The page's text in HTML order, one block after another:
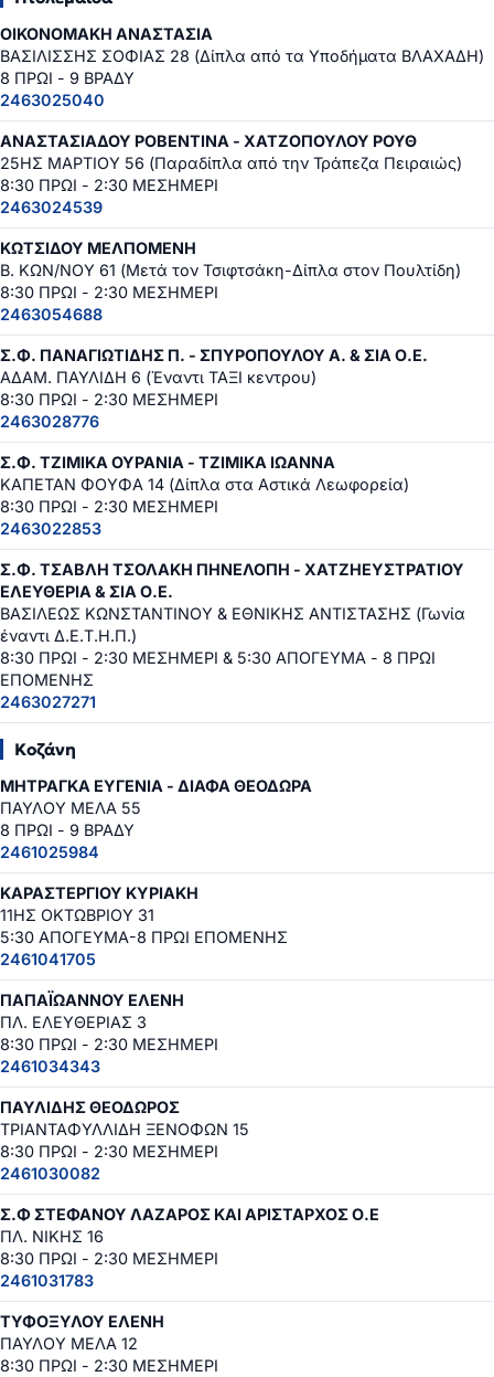
ΟΙΚΟΝΟΜΑΚΗ ΑΝΑΣΤΑΣΙΑ
ΒΑΣΙΛΙΣΣΗΣ ΣΟΦΙΑΣ 28 (Δίπλα από τα Υποδήματα ΒΛΑΧΑΔΗ)
8 ΠΡΩΙ - 9 ΒΡΑΔΥ
2463025040
ΑΝΑΣΤΑΣΙΑΔΟΥ ΡΟΒΕΝΤΙΝΑ - ΧΑΤΖΟΠΟΥΛΟΥ ΡΟΥΘ
25ΗΣ ΜΑΡΤΙΟΥ 56 (Παραδίπλα από την Τράπεζα Πειραιώς)
8:30 ΠΡΩΙ - 2:30 ΜΕΣΗΜΕΡΙ
2463024539
ΚΩΤΣΙΔΟΥ ΜΕΛΠΟΜΕΝΗ
Β. ΚΩΝ/ΝΟΥ 61 (Μετά τον Τσιφτσάκη-Δίπλα στον Πουλτίδη)
8:30 ΠΡΩΙ - 2:30 ΜΕΣΗΜΕΡΙ
2463054688
Σ.Φ. ΠΑΝΑΓΙΩΤΙΔΗΣ Π. - ΣΠΥΡΟΠΟΥΛΟΥ Α. & ΣΙΑ Ο.Ε.
ΑΔΑΜ. ΠΑΥΛΙΔΗ 6 (Έναντι ΤΑΞΙ κεντρου)
8:30 ΠΡΩΙ - 2:30 ΜΕΣΗΜΕΡΙ
2463028776
Σ.Φ. ΤΖΙΜΙΚΑ ΟΥΡΑΝΙΑ - ΤΖΙΜΙΚΑ ΙΩΑΝΝΑ
ΚΑΠΕΤΑΝ ΦΟΥΦΑ 14 (Δίπλα στα Αστικά Λεωφορεία)
8:30 ΠΡΩΙ - 2:30 ΜΕΣΗΜΕΡΙ
2463022853
Σ.Φ. ΤΣΑΒΛΗ ΤΣΟΛΑΚΗ ΠΗΝΕΛΟΠΗ - ΧΑΤΖΗΕΥΣΤΡΑΤΙΟΥ
ΕΛΕΥΘΕΡΙΑ & ΣΙΑ Ο.Ε.
ΒΑΣΙΛΕΩΣ ΚΩΝΣΤΑΝΤΙΝΟΥ & ΕΘΝΙΚΗΣ ΑΝΤΙΣΤΑΣΗΣ (Γωνία
έναντι Δ.Ε.Τ.Η.Π.)
8:30 ΠΡΩΙ - 2:30 ΜΕΣΗΜΕΡΙ & 5:30 ΑΠΟΓΕΥΜΑ - 8 ΠΡΩΙ
ΕΠΟΜΕΝΗΣ
2463027271
Κοζάνη
ΜΗΤΡΑΓΚΑ ΕΥΓΕΝΙΑ - ΔΙΑΦΑ ΘΕΟΔΩΡΑ
ΠΑΥΛΟΥ ΜΕΛΑ 55
8 ΠΡΩΙ - 9 ΒΡΑΔΥ
2461025984
ΚΑΡΑΣΤΕΡΓΙΟΥ ΚΥΡΙΑΚΗ
11ΗΣ ΟΚΤΩΒΡΙΟΥ 31
5:30 ΑΠΟΓΕΥΜΑ-8 ΠΡΩΙ ΕΠΟΜΕΝΗΣ
2461041705
ΠΑΠΑΪΩΑΝΝΟΥ ΕΛΕΝΗ
ΠΛ. ΕΛΕΥΘΕΡΙΑΣ 3
8:30 ΠΡΩΙ - 2:30 ΜΕΣΗΜΕΡΙ
2461034343
ΠΑΥΛΙΔΗΣ ΘΕΟΔΩΡΟΣ
ΤΡΙΑΝΤΑΦΥΛΛΙΔΗ ΞΕΝΟΦΩΝ 15
8:30 ΠΡΩΙ - 2:30 ΜΕΣΗΜΕΡΙ
2461030082
Σ.Φ ΣΤΕΦΑΝΟΥ ΛΑΖΑΡΟΣ ΚΑΙ ΑΡΙΣΤΑΡΧΟΣ Ο.Ε
ΠΛ. ΝΙΚΗΣ 16
8:30 ΠΡΩΙ - 2:30 ΜΕΣΗΜΕΡΙ
2461031783
ΤΥΦΟΞΥΛΟΥ ΕΛΕΝΗ
ΠΑΥΛΟΥ ΜΕΛΑ 12
8:30 ΠΡΩΙ - 2:30 ΜΕΣΗΜΕΡΙ